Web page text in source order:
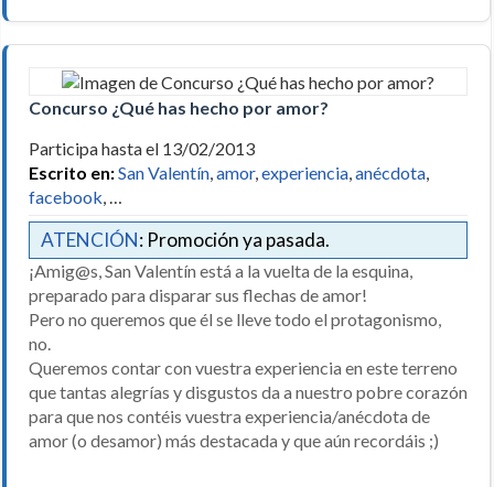
Concurso ¿Qué has hecho por amor?
Participa hasta el 13/02/2013
Escrito en:San Valentín amor, experiencia anécdota
facebook
ATENCIÓN: Promoción ya pasada.
¡Amig@s, San Valentín está a la vuelta de la esquina,
preparado para disparar sus flechas de amor!
Pero no queremos que él se lleve todo el protagonismo,
no.
Queremos contar con vuestra experiencia en este terreno
que tantas alegrías y disgustos da a nuestro pobre corazón
para que nos contéis vuestra experiencia/anécdota de
amor (o desamor) más destacada y que aún recordáis ;)